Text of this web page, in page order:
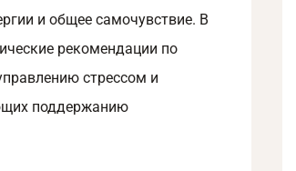
и общее самочувствие. В
рекомендации по
стрессом и
поддержанию